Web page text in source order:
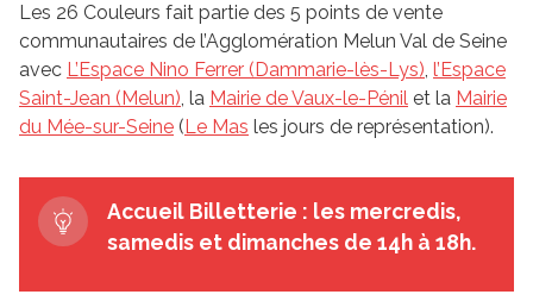
Les 26 Couleurs fait partie des 5 points de vente
communautaires de l’Agglomération Melun Val de Seine
avec L’Espace Nino Ferrer (Dammarie-lès-Lys), l’Espace
Saint-Jean (Melun), la Mairie de Vaux-le-Pénil et la Mairie
du Mée-sur-Seine (Le Mas les jours de représentation).
Accueil Billetterie : les mercredis,
samedis et dimanches de 14h à 18h.